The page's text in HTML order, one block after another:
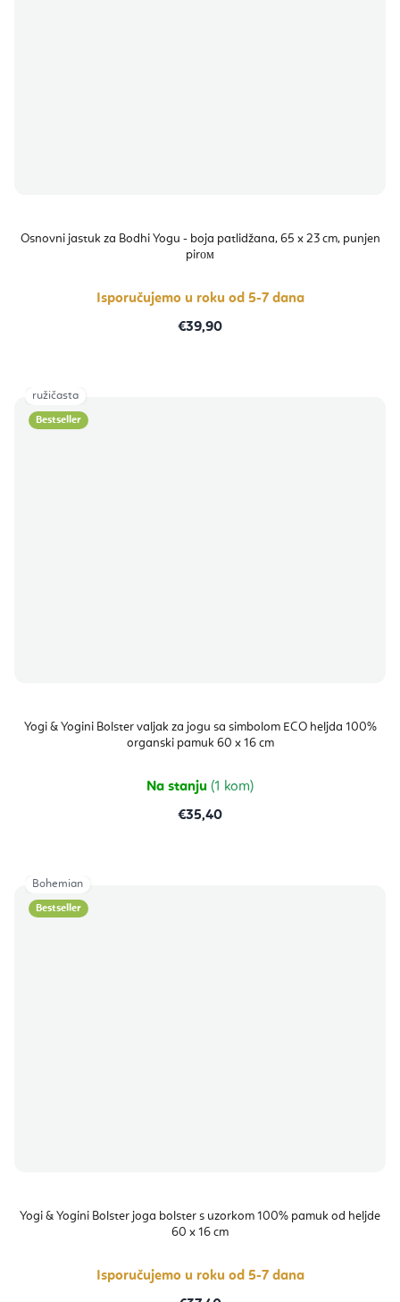
Osnovni jastuk za Bodhi Yogu - boja patlidžana, 65 x 23 cm, punjen
pirом
Isporučujemo u roku od 5-7 dana
€39,90
Bestseller
Yogi & Yogini Bolster valjak za jogu sa simbolom ECO heljda 100%
organski pamuk 60 x 16 cm
Na stanju (1 kom)
€35,40
ružičasta
Bestseller
Yogi & Yogini Bolster joga bolster s uzorkom 100% pamuk od heljde
60 x 16 cm
Isporučujemo u roku od 5-7 dana
Bohemian